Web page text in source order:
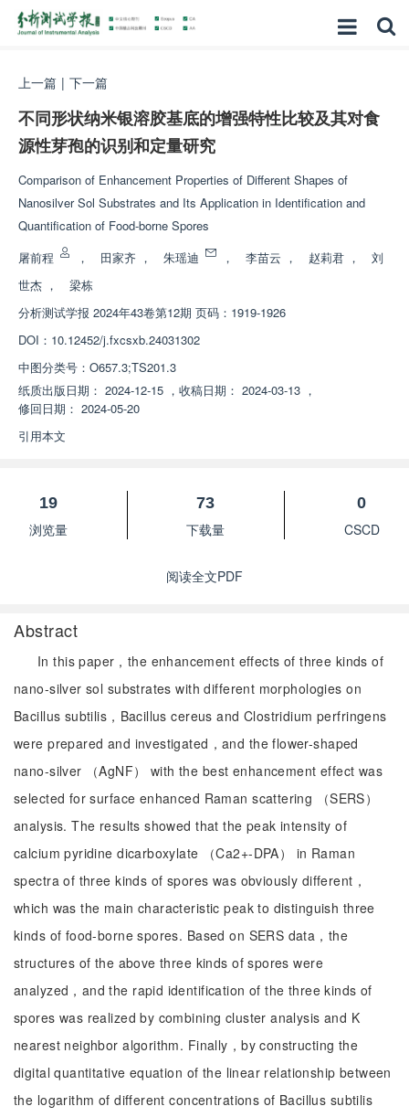
上一篇 | 下一篇
不同形状纳米银溶胶基底的增强特性比较及其对食
源性芽孢的识别和定量研究
Comparison of Enhancement Properties of Different Shapes of
Nanosilver Sol Substrates and Its Application in Identification and
Quantification of Food-borne Spores
屠前程
， 田家齐 ， 朱瑶迪 ， 李苗云 ， 赵莉君 ，
刘
世杰 ，
梁栋
分析测试学报 2024年43卷第12期 页码：1919-1926
DOI： 10.12452/j.fxcsxb.24031302
中图分类号： O657.3;TS201.3
纸质出版日期： 2024-12-15 ， 收稿日期： 2024-03-13 ，
修回日期： 2024-05-20
引用本文
19
浏览量
73
下载量
0
CSCD
阅读全文PDF
Abstract
In this paper，the enhancement effects of three kinds of
nano-silver sol substrates with different morphologies on
Bacillus subtilis，Bacillus cereus and Clostridium perfringens
were prepared and investigated，and the flower-shaped
nano-silver （AgNF） with the best enhancement effect was
selected for surface enhanced Raman scattering （SERS）
analysis. The results showed that the peak intensity of
calcium pyridine dicarboxylate （Ca2+-DPA） in Raman
spectra of three kinds of spores was obviously different，
which was the main characteristic peak to distinguish three
kinds of food-borne spores. Based on SERS data，the
structures of the above three kinds of spores were
analyzed，and the rapid identification of the three kinds of
spores was realized by combining cluster analysis and K
nearest neighbor algorithm. Finally，by constructing the
digital quantitative equation of the linear relationship between
the logarithm of different concentrations of Bacillus subtilis